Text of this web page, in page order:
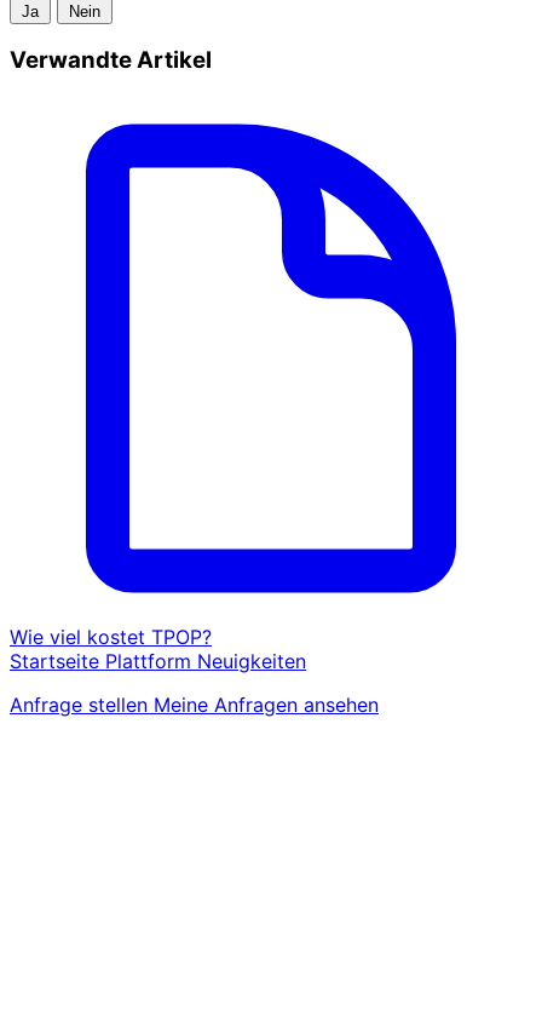
Ja Nein
Verwandte Artikel
Wie viel kostet TPOP?
Startseite Plattform Neuigkeiten
Anfrage stellen Meine Anfragen ansehen